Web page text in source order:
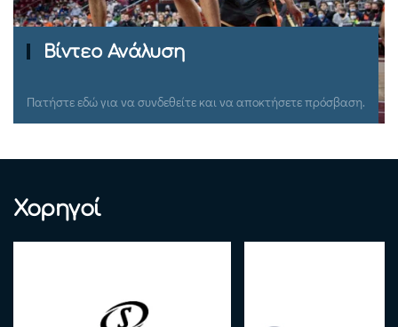
Ομιλίες Σεμιναρίων
Πατήστε εδώ για να συνδεθείτε και να αποκτήσετε πρόσβαση.
Χορηγοί